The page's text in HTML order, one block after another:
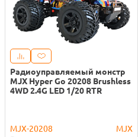
Радиоуправляемый монстр
MJX Hyper Go 20208 Brushless
4WD 2.4G LED 1/20 RTR
MJX-20208
MJX